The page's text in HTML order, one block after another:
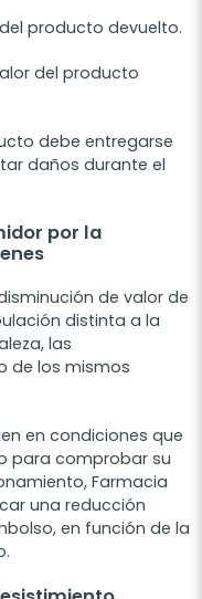
producto devuelto.
del producto
debe entregarse
daños durante el
por la
de valor de
distinta a la
las
de los mismos
en condiciones que
para comprobar su
Farmacia
una reducción
en función de la